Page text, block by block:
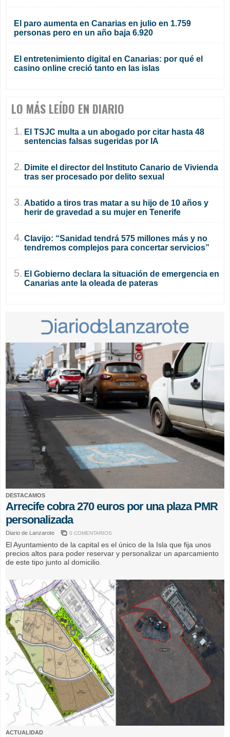
El paro aumenta en Canarias en julio en 1.759
personas pero en un año baja 6.920
El entretenimiento digital en Canarias: por qué el
casino online creció tanto en las islas
LO MÁS LEÍDO EN DIARIO
1. El TSJC multa a un abogado por citar hasta 48
sentencias falsas sugeridas por IA
2. Dimite el director del Instituto Canario de Vivienda
tras ser procesado por delito sexual
3. Abatido a tiros tras matar a su hijo de 10 años y
herir de gravedad a su mujer en Tenerife
4. Clavijo: “Sanidad tendrá 575 millones más y no
tendremos complejos para concertar servicios”
5. El Gobierno declara la situación de emergencia en
Canarias ante la oleada de pateras
DESTACAMOS
Arrecife cobra 270 euros por una plaza PMR
personalizada
Diario de Lanzarote 0 COMENTARIOS
El Ayuntamiento de la capital es el único de la Isla que fija unos
precios altos para poder reservar y personalizar un aparcamiento
de este tipo junto al domicilio.
ACTUALIDAD